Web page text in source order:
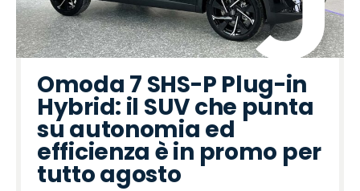
Omoda 7 SHS-P Plug-in
Hybrid: il SUV che punta
su autonomia ed
efficienza è in promo per
tutto agosto